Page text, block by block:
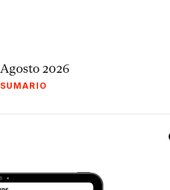
Agosto 2026
SUMARIO